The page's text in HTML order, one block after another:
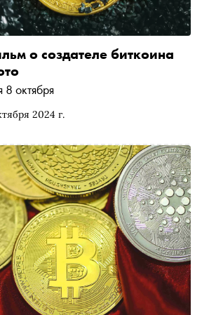
2024 г.
о создателе биткоина
8 октября